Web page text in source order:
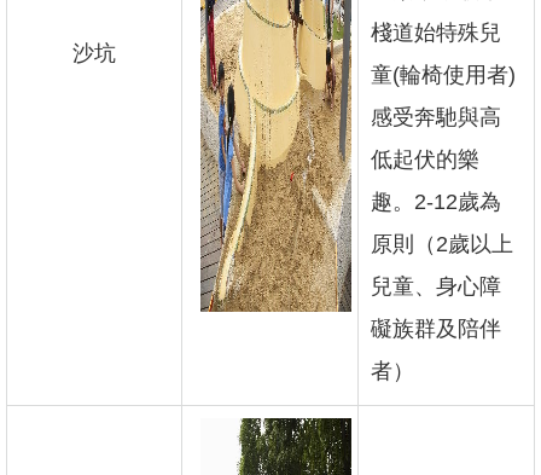
沙坑
棧道始特殊兒
童(輪椅使用者)
感受奔馳與高
低起伏的樂
趣。2-12歲為
原則（2歲以上
兒童、身心障
礙族群及陪伴
者）